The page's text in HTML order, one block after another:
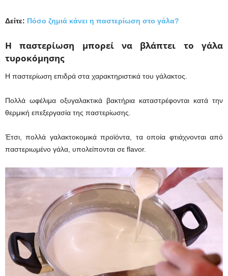
Δείτε: Πόσο ζημιά κάνει η παστερίωση στο γάλα?
Η παστερίωση μπορεί να βλάπτει το γάλα
τυροκόμησης
Η παστερίωση επιδρά στα χαρακτηριστικά του γάλακτος.
Πολλά ωφέλιμα οξυγαλακτικά βακτήρια καταστρέφονται κατά την
θερμική επεξεργασία της παστερίωσης.
Έτσι, πολλά γαλακτοκομικά προϊόντα, τα οποία φτιάχνονται από
παστεριωμένο γάλα, υπολείπονται σε flavor.